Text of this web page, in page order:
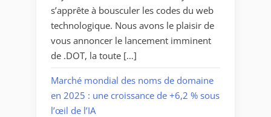
s’apprête à bousculer les codes du web
technologique. Nous avons le plaisir de
vous annoncer le lancement imminent
de .DOT, la toute […]
Marché mondial des noms de domaine
en 2025 : une croissance de +6,2 % sous
l’œil de l’IA